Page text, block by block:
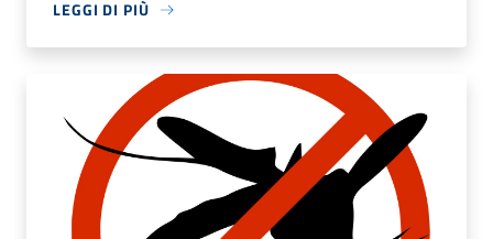
LEGGI DI PIÙ